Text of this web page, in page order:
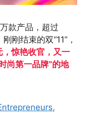
款产品，超过
刚结束的双“11”，
惊艳收官，又一
尚第一品牌”的地
,